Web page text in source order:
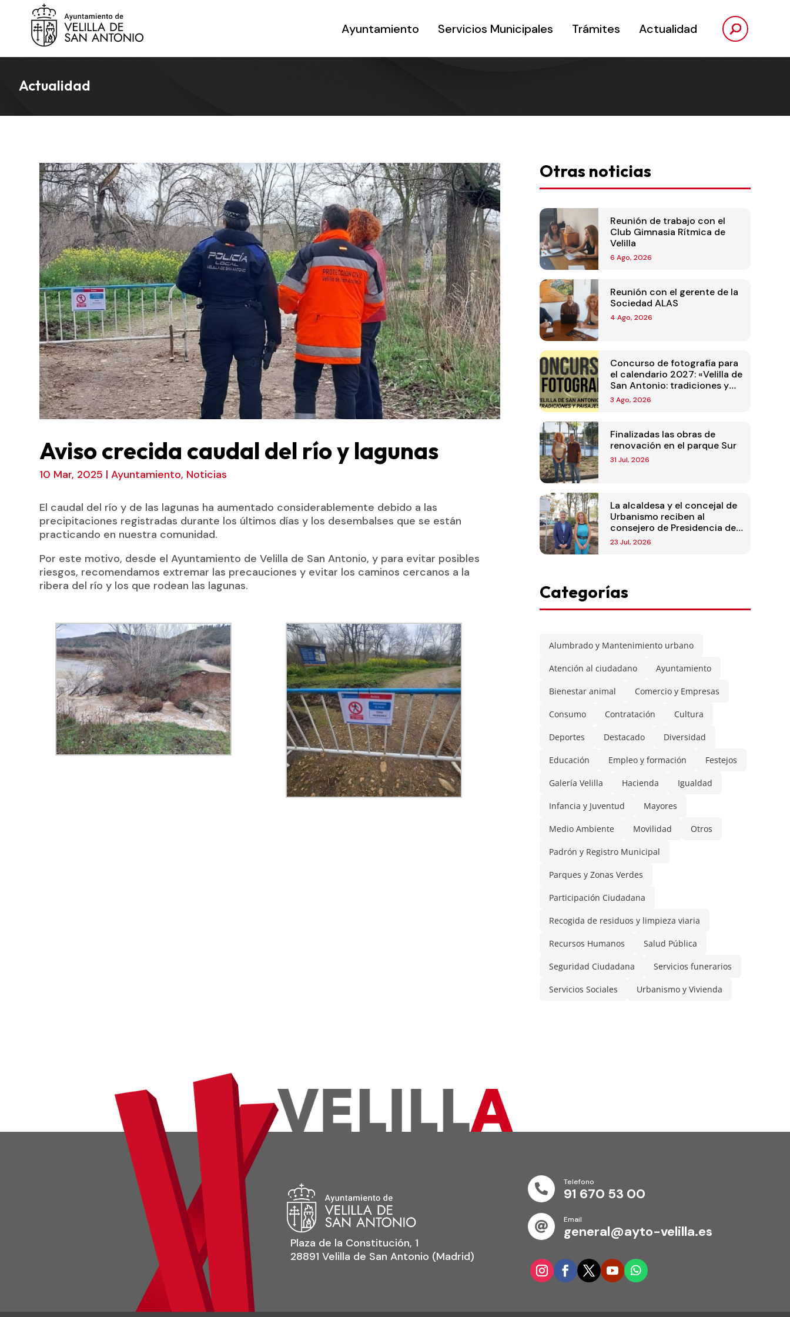
Ayuntamiento Servicios Municipales Trámites Actualidad
Actualidad
Aviso crecida caudal del río y lagunas
10 Mar, 2025 |Ayuntamiento, Noticias
El caudal del río y de las lagunas ha aumentado considerablemente debido a las
precipitaciones registradas durante los últimos días y los desembalses que se están
practicando en nuestra comunidad.
Por este motivo, desde el Ayuntamiento de Velilla de San Antonio, y para evitar posibles
riesgos, recomendamos extremar las precauciones y evitar los caminos cercanos a la
ribera del río y los que rodean las lagunas.
Otras noticias
Reunión de trabajo con el
Club Gimnasia Rítmica de
Velilla
6 Ago, 2026
Reunión con el gerente de la
Sociedad ALAS
4 Ago, 2026
Concurso de fotografía para
el calendario 2027: «Velilla de
San Antonio: tradiciones y
paisajes»
3 Ago, 2026
Finalizadas las obras de
renovación en el parque Sur
31 Jul, 2026
La alcaldesa y el concejal de
Urbanismo reciben al
consejero de Presidencia de
la Comunidad de Madrid
23 Jul, 2026
Categorías
Alumbrado y Mantenimiento urbano
Atención al ciudadano Ayuntamiento
Bienestar animal Comercio y Empresas
Consumo Contratación Cultura
Deportes Destacado Diversidad
Educación Empleo y formación Festejos
Galería Velilla Hacienda Igualdad
Infancia y Juventud Mayores
Medio Ambiente Movilidad Otros
Padrón y Registro Municipal
Parques y Zonas Verdes
Participación Ciudadana
Recogida de residuos y limpieza viaria
Recursos Humanos Salud Pública
Seguridad Ciudadana Servicios funerarios
Servicios Sociales Urbanismo y Vivienda
Plaza de la Constitución, 1
28891 Velilla de San Antonio (Madrid)

Telefono
91 670 53 00

Email
general@ayto-velilla.es